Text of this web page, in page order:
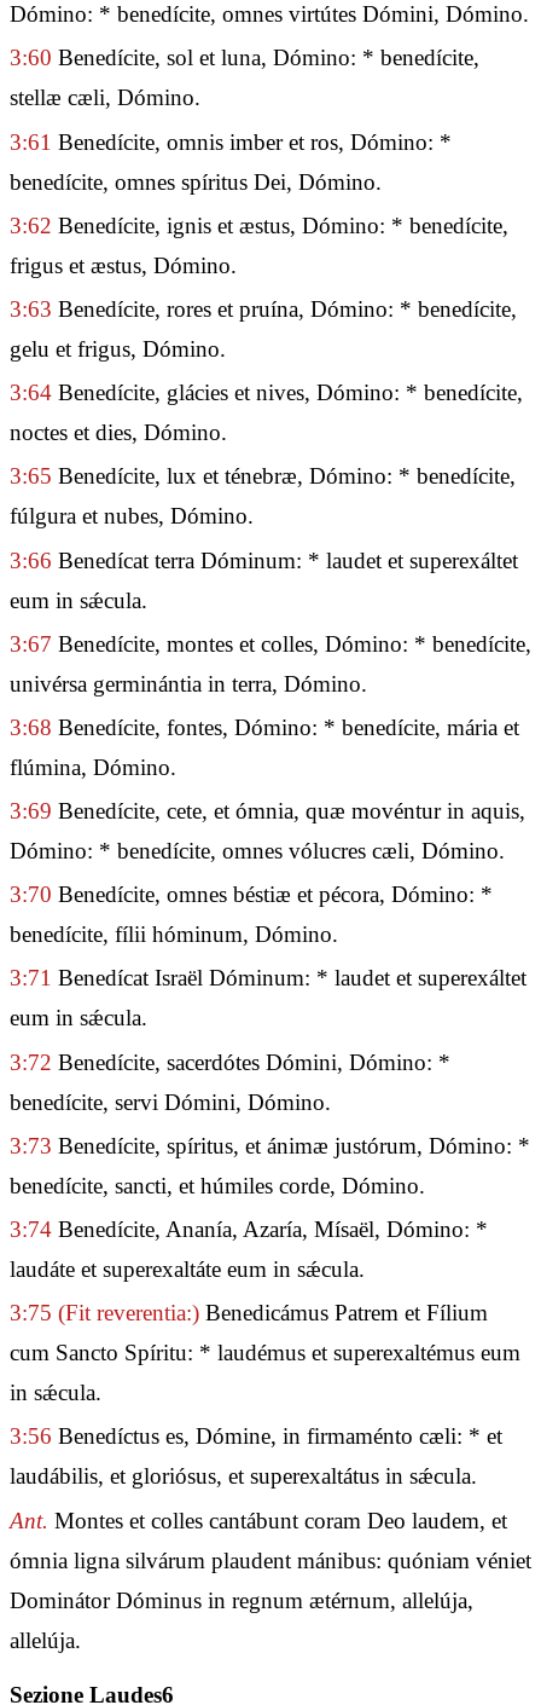
Dómino: * benedícite, omnes virtútes Dómini, Dómino.
3:60 Benedícite, sol et luna, Dómino: * benedícite,
stellæ cæli, Dómino.
3:61 Benedícite, omnis imber et ros, Dómino: *
benedícite, omnes spíritus Dei, Dómino.
3:62 Benedícite, ignis et æstus, Dómino: * benedícite,
frigus et æstus, Dómino.
3:63 Benedícite, rores et pruína, Dómino: * benedícite,
gelu et frigus, Dómino.
3:64 Benedícite, glácies et nives, Dómino: * benedícite,
noctes et dies, Dómino.
3:65 Benedícite, lux et ténebræ, Dómino: * benedícite,
fúlgura et nubes, Dómino.
3:66 Benedícat terra Dóminum: * laudet et superexáltet
eum in sǽcula.
3:67 Benedícite, montes et colles, Dómino: * benedícite,
univérsa germinántia in terra, Dómino.
3:68 Benedícite, fontes, Dómino: * benedícite, mária et
flúmina, Dómino.
3:69 Benedícite, cete, et ómnia, quæ movéntur in aquis,
Dómino: * benedícite, omnes vólucres cæli, Dómino.
3:70 Benedícite, omnes béstiæ et pécora, Dómino: *
benedícite, fílii hóminum, Dómino.
3:71 Benedícat Israël Dóminum: * laudet et superexáltet
eum in sǽcula.
3:72 Benedícite, sacerdótes Dómini, Dómino: *
benedícite, servi Dómini, Dómino.
3:73 Benedícite, spíritus, et ánimæ justórum, Dómino: *
benedícite, sancti, et húmiles corde, Dómino.
3:74 Benedícite, Ananía, Azaría, Mísaël, Dómino: *
laudáte et superexaltáte eum in sǽcula.
3:75 (Fit reverentia:) Benedicámus Patrem et Fílium
cum Sancto Spíritu: * laudémus et superexaltémus eum
in sǽcula.
3:56 Benedíctus es, Dómine, in firmaménto cæli: * et
laudábilis, et gloriósus, et superexaltátus in sǽcula.
Ant. Montes et colles cantábunt coram Deo laudem, et
ómnia ligna silvárum plaudent mánibus: quóniam véniet
Dominátor Dóminus in regnum ætérnum, allelúja,
allelúja.
Sezione Laudes6